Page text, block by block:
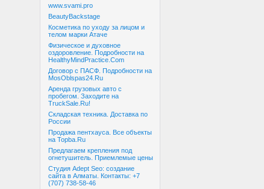
www.svami.pro
BeautyBackstage
Косметика по уходу за лицом и
телом марки Атаче
Физическое и духовное
оздоровление. Подробности на
HealthyMindPractice.Com
Договор с ПАСФ. Подробности на
MosOblspas24.Ru
Аренда грузовых авто с
пробегом. Заходите на
TruckSale.Ru!
Складская техника. Доставка по
России
Продажа пентхауса. Все объекты
на Topba.Ru
Предлагаем крепления под
огнетушитель. Приемлемые цены
Студия Adept Seo: создание
сайта в Алматы. Контакты: +7
(707) 738-58-46